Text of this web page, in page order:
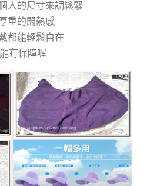
人的尺寸來調鬆緊
重的悶熱感
都能輕鬆自在
有保障喔